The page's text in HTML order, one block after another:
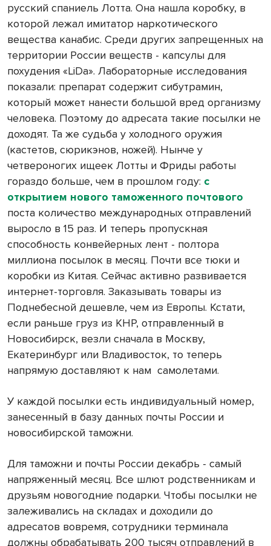
русский спаниель Лотта. Она нашла коробку, в
которой лежал имитатор наркотического
вещества канабис. Среди других запрещенных на
территории России веществ - капсулы для
похудения «LiDa». Лабораторные исследования
показали: препарат содержит сибутрамин,
который может нанести большой вред организму
человека. Поэтому до адресата такие посылки не
доходят. Та же судьба у холодного оружия
(кастетов, сюрикэнов, ножей). Нынче у
четвероногих ищеек Лотты и Фриды работы
гораздо больше, чем в прошлом году: с
открытием нового таможенного почтового
поста количество международных отправлений
выросло в 15 раз. И теперь пропускная
способность конвейерных лент - полтора
миллиона посылок в месяц. Почти все тюки и
коробки из Китая. Сейчас активно развивается
интернет-торговля. Заказывать товары из
Поднебесной дешевле, чем из Европы. Кстати,
если раньше груз из КНР, отправленный в
Новосибирск, везли сначала в Москву,
Екатеринбург или Владивосток, то теперь
напрямую доставляют к нам самолетами.
У каждой посылки есть индивидуальный номер,
занесенный в базу данных почты России и
новосибирской таможни.
Для таможни и почты России декабрь - самый
напряженный месяц. Все шлют родственникам и
друзьям новогодние подарки. Чтобы посылки не
залеживались на складах и доходили до
адресатов вовремя, сотрудники терминала
должны обрабатывать 200 тысяч отправлений в